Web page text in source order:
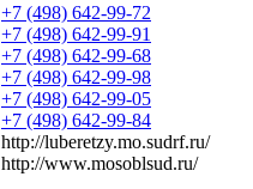
+7 (498) 642-99-72
+7 (498) 642-99-91
+7 (498) 642-99-68
+7 (498) 642-99-98
+7 (498) 642-99-05
+7 (498) 642-99-84
http://luberetzy.mo.sudrf.ru/
http://www.mosoblsud.ru/